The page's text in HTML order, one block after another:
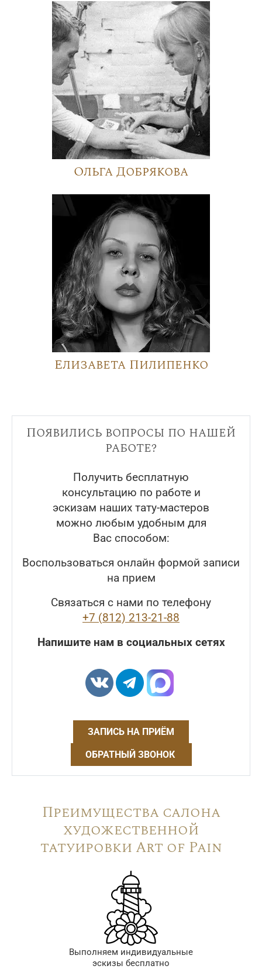
Ольга Добрякова
Елизавета Пилипенко
Появились вопросы по нашей
работе?
Получить бесплатную
консультацию по работе и
эскизам наших тату-мастеров
можно любым удобным для
Вас способом:
Воспользоваться онлайн формой записи
на прием
Связаться с нами по телефону
+7 (812) 213-21-88
Напишите нам в социальных сетях
ЗАПИСЬ НА ПРИЁМ
ОБРАТНЫЙ ЗВОНОК
Преимущества салона
художественной
татуировки Art of Pain
Выполняем индивидуальные
эскизы бесплатно